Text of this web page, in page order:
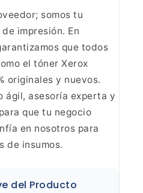
somos tu
impresión. En
que todos
el tóner Xerox
originales y nuevos.
ágil, asesoría experta y
que tu negocio
en nosotros para
de insumos.
del Producto